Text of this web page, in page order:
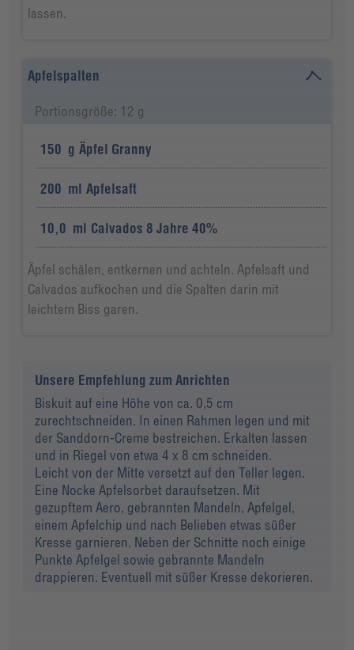
lassen.
Apfelspalten
Portionsgröße: 12 g
150 g Äpfel Granny
200 ml Apfelsaft
10,0 ml Calvados 8 Jahre 40%
Äpfel schälen, entkernen und achteln. Apfelsaft und
Calvados aufkochen und die Spalten darin mit
leichtem Biss garen.
Unsere Empfehlung zum Anrichten
Biskuit auf eine Höhe von ca. 0,5 cm
zurechtschneiden. In einen Rahmen legen und mit
der Sanddorn-Creme bestreichen. Erkalten lassen
und in Riegel von etwa 4 x 8 cm schneiden.
Leicht von der Mitte versetzt auf den Teller legen.
Eine Nocke Apfelsorbet daraufsetzen. Mit
gezupftem Aero, gebrannten Mandeln, Apfelgel,
einem Apfelchip und nach Belieben etwas süßer
Kresse garnieren. Neben der Schnitte noch einige
Punkte Apfelgel sowie gebrannte Mandeln
drappieren. Eventuell mit süßer Kresse dekorieren.